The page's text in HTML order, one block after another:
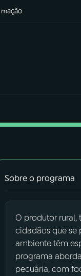
Sobre o programa
O produtor
cidadãos que
ambiente têm
programa
pecuária, com